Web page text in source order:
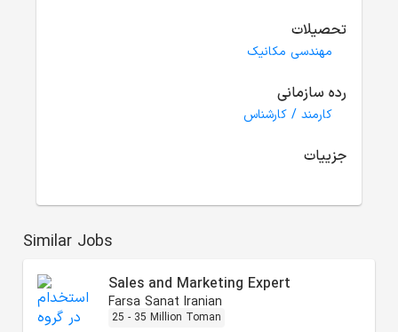
تحصیلات
مهندسی مکانیک
رده سازمانی
کارمند / کارشناس
جزییات
Similar Jobs
Sales and Marketing Expert
Farsa Sanat Iranian
25 - 35 Million Toman